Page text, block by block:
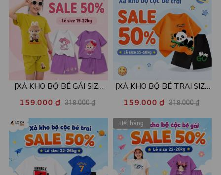
[XẢ KHO BỘ BÉ GÁI SIZE
110,120] Bộ đồ cho bé gái
nhiều mẫu - Quần áo bé gái
nữ từ 15-22kg - Loza Kids
XB001
159.000 ₫ 318.000 ₫
[XẢ KHO BỘ BÉ TRAI SIZE
110] Bộ đồ cho bé trai nhiều
mẫu - Quần áo bé trai từ 15-
18kg - Loza Kids XB002
159.000 ₫ 318.000 ₫
Hết hàng